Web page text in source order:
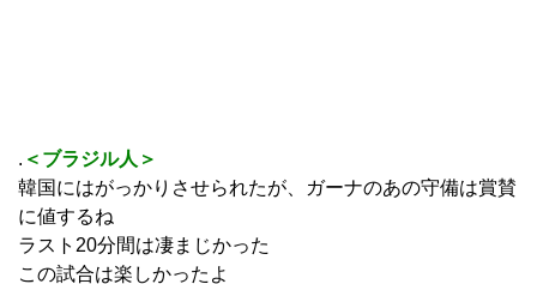
. ＜ブラジル人＞
韓国にはがっかりさせられたが、ガーナのあの守備は賞賛
に値するね
ラスト20分間は凄まじかった
この試合は楽しかったよ